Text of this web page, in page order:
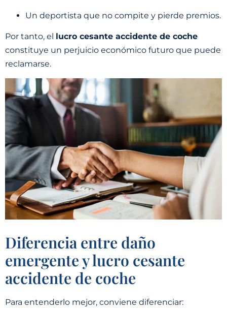
Un deportista que no compite y pierde premios.
Por tanto, el lucro cesante accidente de coche
constituye un perjuicio económico futuro que puede
reclamarse.
Diferencia entre daño
emergente y lucro cesante
accidente de coche
Para entenderlo mejor, conviene diferenciar: